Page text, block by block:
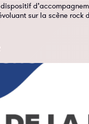
sur la scène